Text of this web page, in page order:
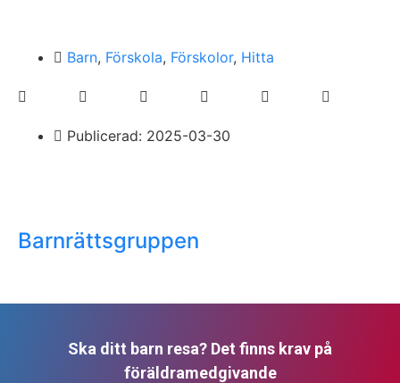
Barn, Förskola, Förskolor, Hitta
Publicerad: 2025-03-30
Barnrättsgruppen
Ska ditt barn resa? Det finns krav på
föräldramedgivande